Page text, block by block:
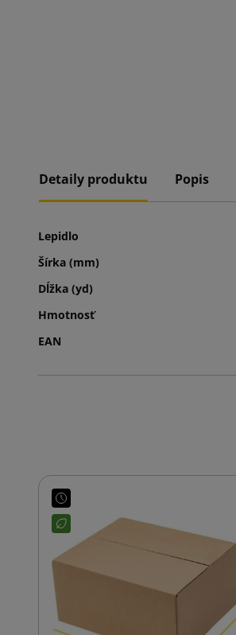
Detaily produktu Popis
Lepidlo
Šírka (mm)
Dĺžka (yd)
Hmotnosť
EAN